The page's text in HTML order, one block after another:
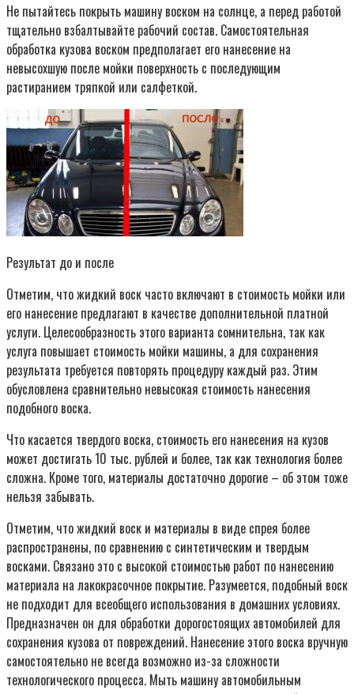
Не пытайтесь покрыть машину воском на солнце, а перед работой
тщательно взбалтывайте рабочий состав. Самостоятельная
обработка кузова воском предполагает его нанесение на
невысохшую после мойки поверхность с последующим
растиранием тряпкой или салфеткой.
Результат до и после
Отметим, что жидкий воск часто включают в стоимость мойки или
его нанесение предлагают в качестве дополнительной платной
услуги. Целесообразность этого варианта сомнительна, так как
услуга повышает стоимость мойки машины, а для сохранения
результата требуется повторять процедуру каждый раз. Этим
обусловлена сравнительно невысокая стоимость нанесения
подобного воска.
Что касается твердого воска, стоимость его нанесения на кузов
может достигать 10 тыс. рублей и более, так как технология более
сложна. Кроме того, материалы достаточно дорогие – об этом тоже
нельзя забывать.
Отметим, что жидкий воск и материалы в виде спрея более
распространены, по сравнению с синтетическим и твердым
восками. Связано это с высокой стоимостью работ по нанесению
материала на лакокрасочное покрытие. Разумеется, подобный воск
не подходит для всеобщего использования в домашних условиях.
Предназначен он для обработки дорогостоящих автомобилей для
сохранения кузова от повреждений. Нанесение этого воска вручную
самостоятельно не всегда возможно из-за сложности
технологического процесса. Мыть машину автомобильным